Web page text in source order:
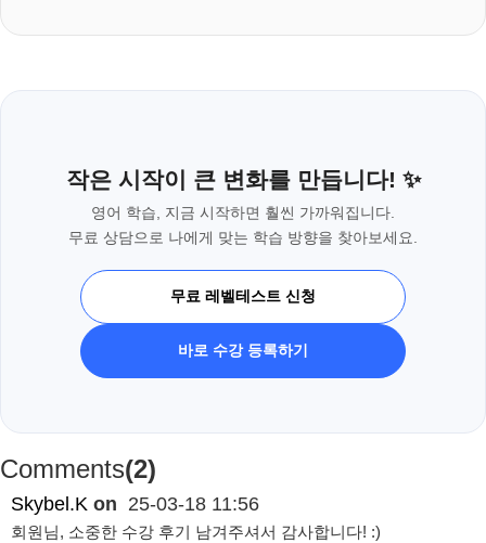
작은 시작이 큰 변화를 만듭니다! ✨
영어 학습, 지금 시작하면 훨씬 가까워집니다.
무료 상담으로 나에게 맞는 학습 방향을 찾아보세요.
무료 레벨테스트 신청
바로 수강 등록하기
Comments(2)
Skybel.K on 25-03-18 11:56
회원님, 소중한 수강 후기 남겨주셔서 감사합니다! :)